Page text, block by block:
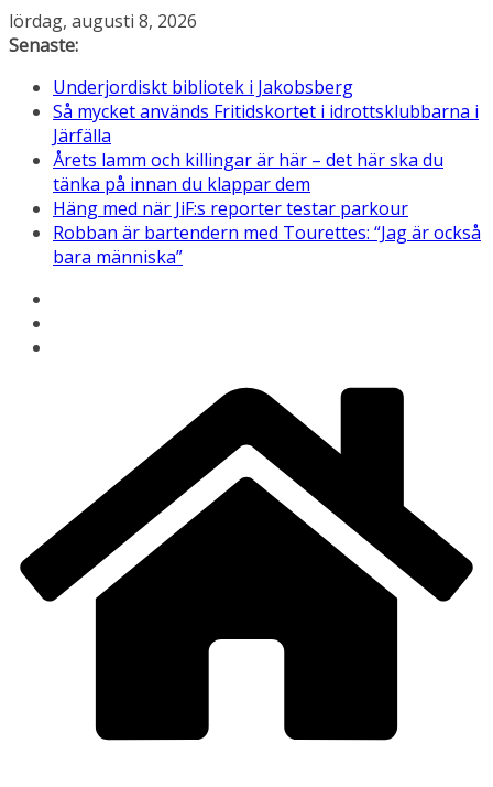
Hoppa
till
lördag, augusti 8, 2026
Senaste:
Underjordiskt bibliotek i Jakobsberg
Så mycket används Fritidskortet i idrottsklubbarna i
Järfälla
Årets lamm och killingar är här – det här ska du
tänka på innan du klappar dem
Häng med när JiF:s reporter testar parkour
Robban är bartendern med Tourettes: “Jag är också
bara människa”